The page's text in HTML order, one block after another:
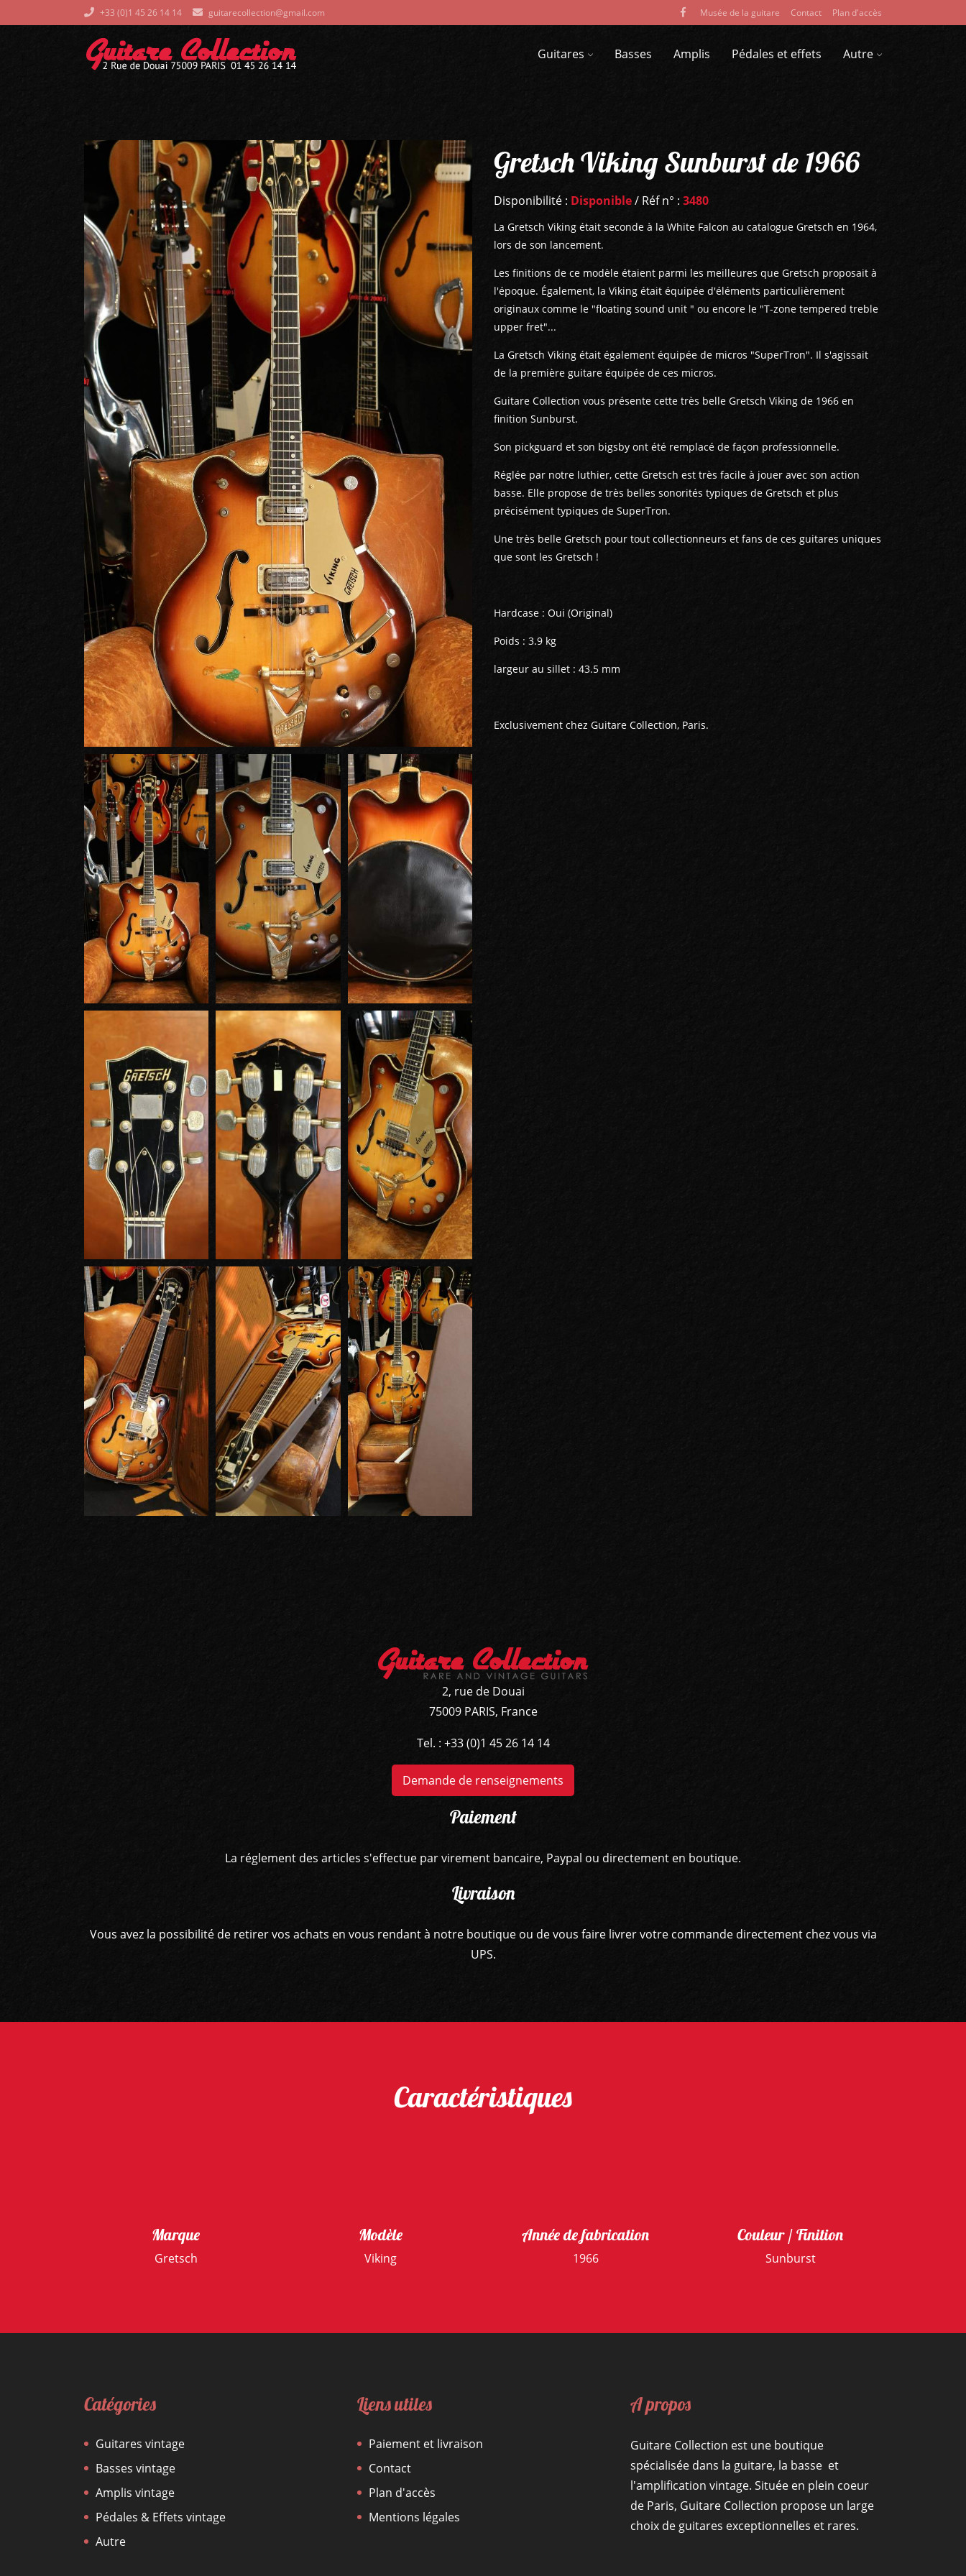
+33 (0)1 45 26 14 14 guitarecollection@gmail.com Musée de la guitare Contact Plan d'accès
Guitares Basses Amplis Pédales et effets Autre
Gretsch Viking Sunburst de 1966
Disponibilité : Disponible/ Réf n° : 3480
La Gretsch Viking était seconde à la White Falcon au catalogue Gretsch en 1964,
lors de son lancement.
Les finitions de ce modèle étaient parmi les meilleures que Gretsch proposait à
l'époque. Également, la Viking était équipée d'éléments particulièrement
originaux comme le "floating sound unit " ou encore le "T-zone tempered treble
upper fret"...
La Gretsch Viking était également équipée de micros "SuperTron". Il s'agissait
de la première guitare équipée de ces micros.
Guitare Collection vous présente cette très belle Gretsch Viking de 1966 en
finition Sunburst.
Son pickguard et son bigsby ont été remplacé de façon professionnelle.
Réglée par notre luthier, cette Gretsch est très facile à jouer avec son action
basse. Elle propose de très belles sonorités typiques de Gretsch et plus
précisément typiques de SuperTron.
Une très belle Gretsch pour tout collectionneurs et fans de ces guitares uniques
que sont les Gretsch !
Hardcase : Oui (Original)
Poids : 3.9 kg
largeur au sillet : 43.5 mm
Exclusivement chez Guitare Collection, Paris.
2, rue de Douai
75009 PARIS, France
Tel. : +33 (0)1 45 26 14 14
Demande de renseignements
Paiement
La réglement des articles s'effectue par virement bancaire, Paypal ou directement en boutique.
Livraison
Vous avez la possibilité de retirer vos achats en vous rendant à notre boutique ou de vous faire livrer votre commande directement chez vous via
UPS.
Caractéristiques
Marque
Gretsch
Modèle
Viking
Année de fabrication
1966
Couleur / Finition
Sunburst
Catégories
Guitares vintage
Basses vintage
Amplis vintage
Pédales & Effets vintage
Autre
Liens utiles
Paiement et livraison
Contact
Plan d'accès
Mentions légales
A propos
Guitare Collection est une boutique
spécialisée dans la guitare, la basse et
l'amplification vintage. Située en plein coeur
de Paris, Guitare Collection propose un large
choix de guitares exceptionnelles et rares.